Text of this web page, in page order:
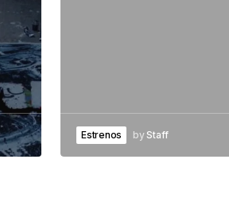
Estrenos by Staff